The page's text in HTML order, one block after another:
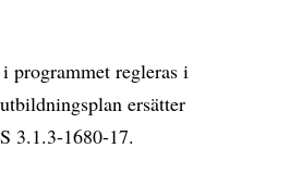
programmet regleras i
ersätter
3.1.3-1680-17.